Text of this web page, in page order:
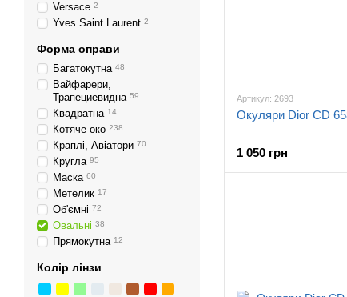
Артикул: 2693
Окуляри Dior CD
1 050 грн
Versace 2
Yves Saint Laurent 2
Форма оправи
Багатокутна 48
Вайфарери,
Трапециевидна 59
Квадратна 14
Котяче око 238
Краплі, Авіатори 70
Кругла 95
Маска 60
Метелик 17
Об'ємні 72
Овальні 38
Прямокутна 12
Колір лінзи